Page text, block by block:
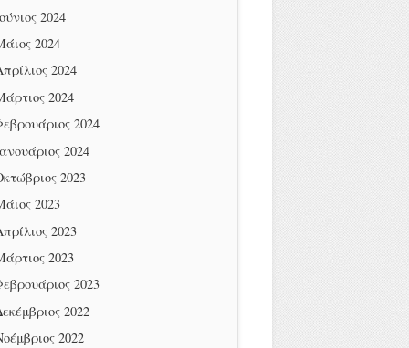
2024
2024
2024
2024
2024
2024
2023
2023
2023
2023
2023
2022
2022